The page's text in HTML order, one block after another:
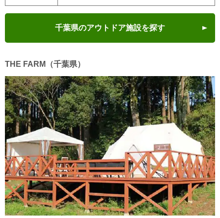
千葉県のアウトドア施設を探す
THE FARM（千葉県）